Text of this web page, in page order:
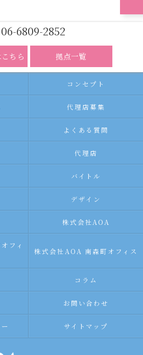
06-6809-2852
ちら 拠点一覧
コンセプト
代理店募集
よくある質問
代理店
バイトル
デザイン
株式会社AOA
フィ
株式会社AOA 南森町オフィス
コラム
お問い合わせ
サイトマップ